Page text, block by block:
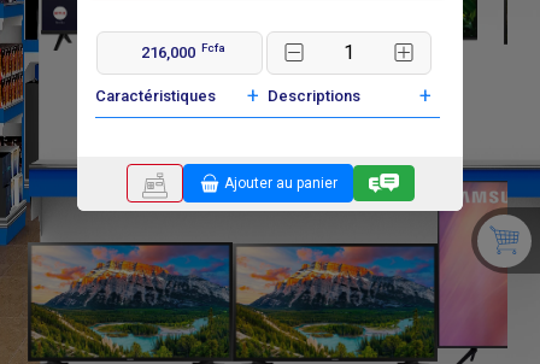
216,000 Fcfa
Caractéristiques + Descriptions +
Ajouter au panier